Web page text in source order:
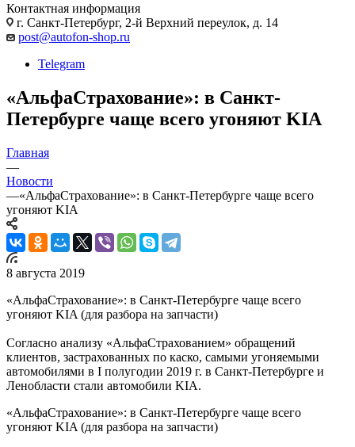
Контактная информация
г. Санкт-Петербург, 2-й Верхний переулок, д. 14
post@autofon-shop.ru
Telegram
«АльфаСтрахование»: в Санкт-
Петербурге чаще всего угоняют KIA
Главная
—
Новости
—«АльфаСтрахование»: в Санкт-Петербурге чаще всего
угоняют KIA
8 августа 2019
«АльфаСтрахование»: в Санкт-Петербурге чаще всего
угоняют KIA (для разбора на запчасти)
Согласно анализу «АльфаСтрахованием» обращений
клиентов, застрахованных по каско, самыми угоняемыми
автомобилями в I полугодии 2019 г. в Санкт-Петербурге и
Ленобласти стали автомобили KIA.
«АльфаСтрахование»: в Санкт-Петербурге чаще всего
угоняют KIA (для разбора на запчасти)